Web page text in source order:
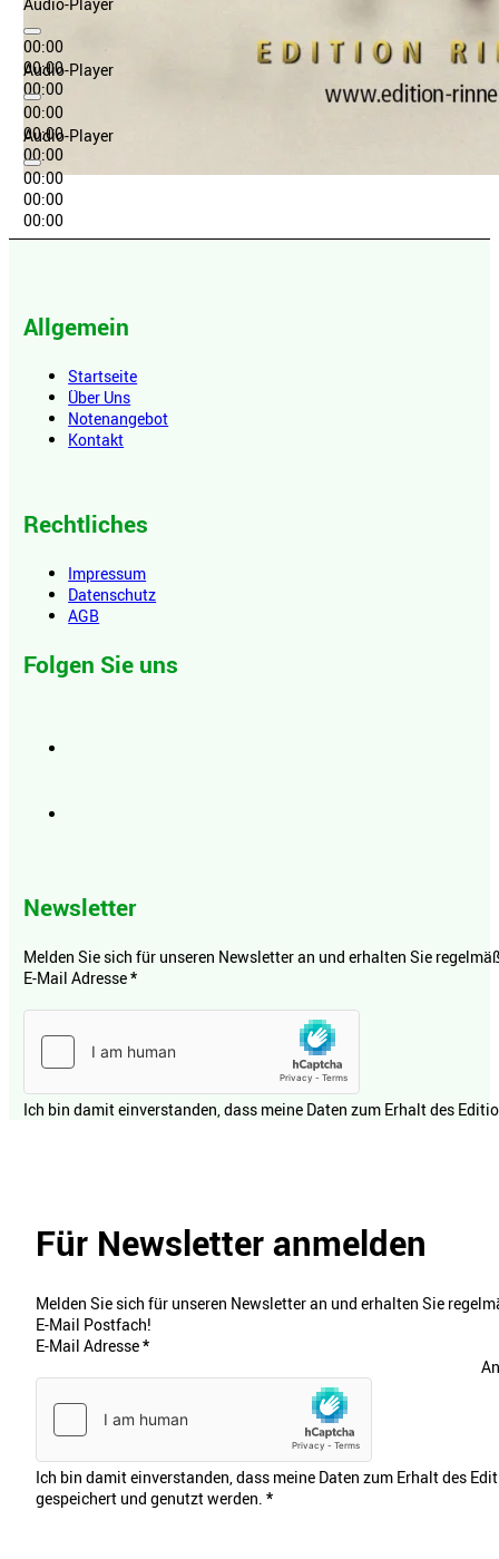
00:00
00:00
00:00
Audio-Player
00:00
00:00
00:00
Audio-Player
00:00
00:00
00:00
Allgemein
Startseite
Über Uns
Notenangebot
Kontakt
Rechtliches
Impressum
Datenschutz
AGB
Folgen Sie uns
Newsletter
Melden Sie sich für unseren Newsletter an und erhalten Sie
E-Mail Adresse*
Ich bin damit einverstanden, dass meine Daten zum Erhalt des
Für Newsletter anmelden
Melden Sie sich für unseren Newsletter an und erhalten Sie
E-Mail Postfach!
E-Mail Adresse*
Ich bin damit einverstanden, dass meine Daten zum Erhalt des
gespeichert und genutzt werden. *